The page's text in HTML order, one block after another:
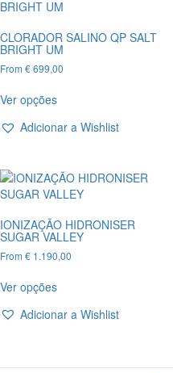
CLORADOR SALINO QP SALT
BRIGHT UM
From €699,00
Ver opçõesproduct
multiple
The
options
may
chosen
the
page
Adicionar a Wishlist
IONIZAÇÃO HIDRONISER
SUGAR VALLEY
From €1.190,00
Ver opçõesproduct
multiple
Adicionar a Wishlist